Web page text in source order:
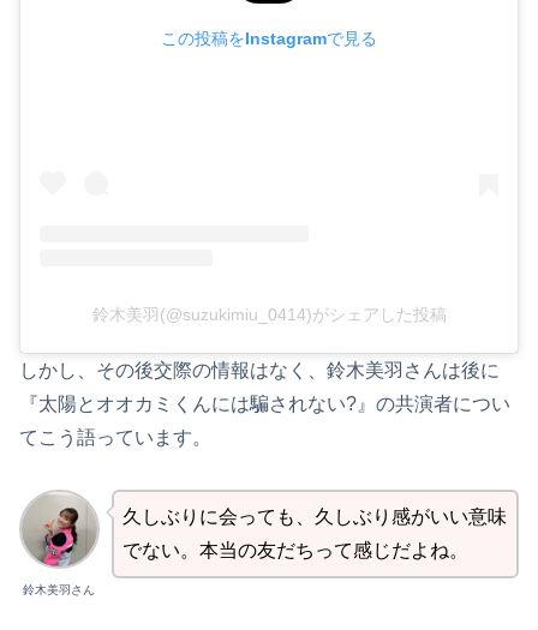
この投稿をInstagramで見る
鈴木美羽(@suzukimiu_0414)がシェアした投稿
しかし、その後交際の情報はなく、鈴木美羽さんは後に
『太陽とオオカミくんには騙されない?』の共演者につい
てこう語っています。
鈴木美羽さん
久しぶりに会っても、久しぶり感がいい意味
でない。本当の友だちって感じだよね。